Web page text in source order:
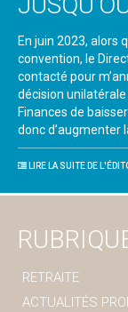
En juin 2023, alors
convention, le
contacté pour
décision
Finances de
donc d’augmenter
LIRE LA SUITE DE
RETRAITE
ACTUALITÉS